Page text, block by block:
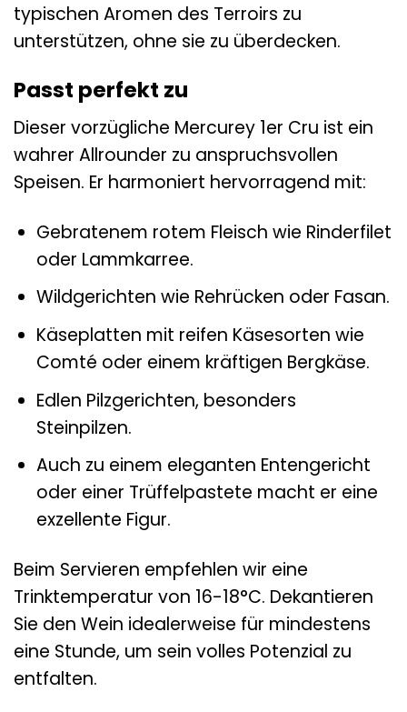
typischen Aromen des Terroirs zu
unterstützen, ohne sie zu überdecken.
Passt perfekt zu
Dieser vorzügliche Mercurey 1er Cru ist ein
wahrer Allrounder zu anspruchsvollen
Speisen. Er harmoniert hervorragend mit:
Gebratenem rotem Fleisch wie Rinderfilet
oder Lammkarree.
Wildgerichten wie Rehrücken oder Fasan.
Käseplatten mit reifen Käsesorten wie
Comté oder einem kräftigen Bergkäse.
Edlen Pilzgerichten, besonders
Steinpilzen.
Auch zu einem eleganten Entengericht
oder einer Trüffelpastete macht er eine
exzellente Figur.
Beim Servieren empfehlen wir eine
Trinktemperatur von 16-18°C. Dekantieren
Sie den Wein idealerweise für mindestens
eine Stunde, um sein volles Potenzial zu
entfalten.